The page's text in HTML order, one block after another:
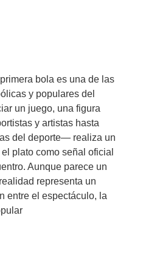
bola es una de las
y populares del
un juego, una figura
y artistas hasta
del deporte— realiza un
plato como señal oficial
Aunque parece un
representa un
entre el espectáculo, la